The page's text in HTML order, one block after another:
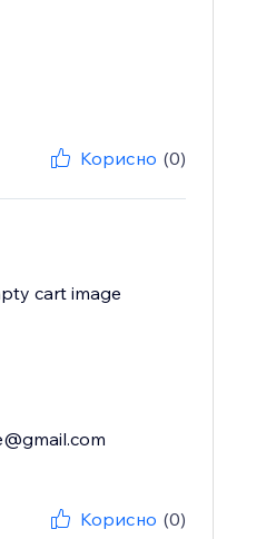
Корисно (0)
cart image
Корисно (0)